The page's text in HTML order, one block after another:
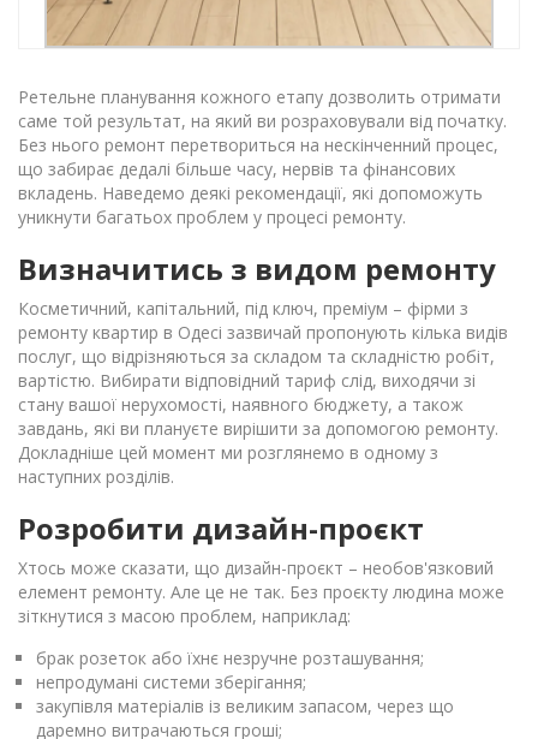
Ретельне планування кожного етапу дозволить отримати
саме той результат, на який ви розраховували від початку.
Без нього ремонт перетвориться на нескінченний процес,
що забирає дедалі більше часу, нервів та фінансових
вкладень. Наведемо деякі рекомендації, які допоможуть
уникнути багатьох проблем у процесі ремонту.
Визначитись з видом ремонту
Косметичний, капітальний, під ключ, преміум – фірми з
ремонту квартир в Одесі зазвичай пропонують кілька видів
послуг, що відрізняються за складом та складністю робіт,
вартістю. Вибирати відповідний тариф слід, виходячи зі
стану вашої нерухомості, наявного бюджету, а також
завдань, які ви плануєте вирішити за допомогою ремонту.
Докладніше цей момент ми розглянемо в одному з
наступних розділів.
Розробити дизайн-проєкт
Хтось може сказати, що дизайн-проєкт – необов'язковий
елемент ремонту. Але це не так. Без проєкту людина може
зіткнутися з масою проблем, наприклад:
брак розеток або їхнє незручне розташування;
непродумані системи зберігання;
закупівля матеріалів із великим запасом, через що
даремно витрачаються гроші;